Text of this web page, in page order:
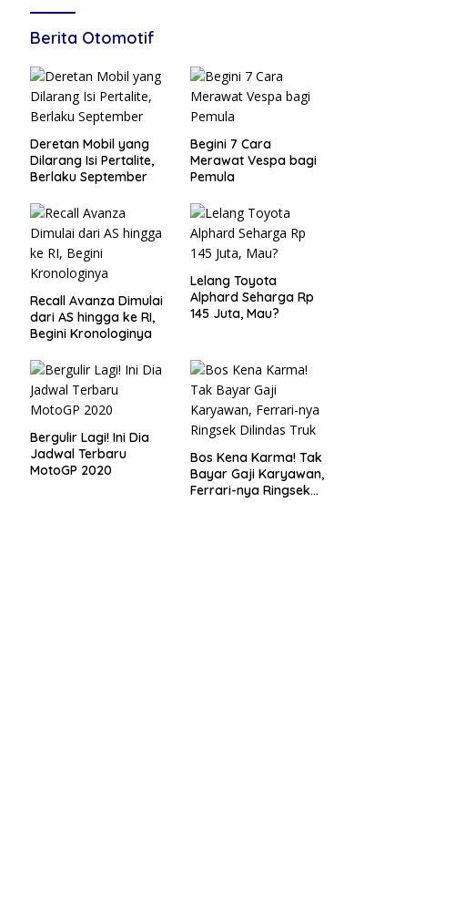
Berita Otomotif
Deretan Mobil yang
Dilarang Isi Pertalite,
Berlaku September
Begini 7 Cara
Merawat Vespa bagi
Pemula
Recall Avanza Dimulai
dari AS hingga ke RI,
Begini Kronologinya
Lelang Toyota
Alphard Seharga Rp
145 Juta, Mau?
Bergulir Lagi! Ini Dia
Jadwal Terbaru
MotoGP 2020
Bos Kena Karma! Tak
Bayar Gaji Karyawan,
Ferrari-nya Ringsek